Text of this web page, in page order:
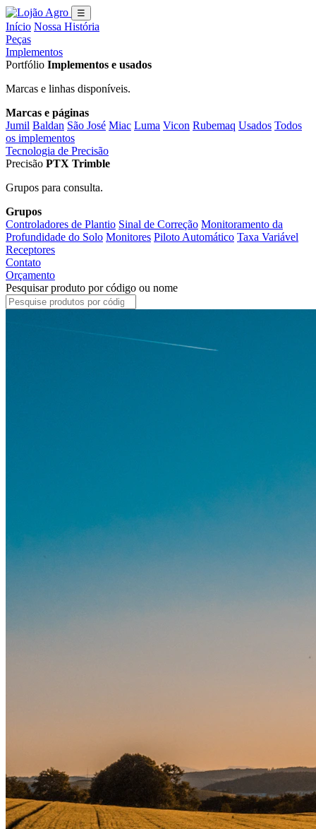
☰
Início Nossa História
Peças
Implementos
Portfólio Implementos e usados
Marcas e linhas disponíveis.
Marcas e páginas
Jumil Baldan São José Miac Luma Vicon Rubemaq Usados Todos
os implementos
Tecnologia de Precisão
Precisão PTX Trimble
Grupos para consulta.
Grupos
Controladores de Plantio Sinal de Correção Monitoramento da
Profundidade do Solo Monitores Piloto Automático Taxa Variável
Receptores
Contato
Orçamento
Pesquisar produto por código ou nome